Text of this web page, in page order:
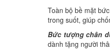
Toàn bộ bề mặt
trong suốt, giúp
Bức tượng chân
dành tặng người